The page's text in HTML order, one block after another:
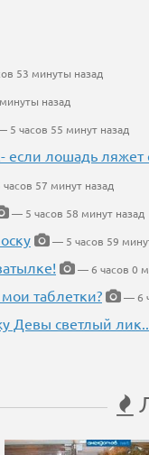
53 минуты назад
назад
5 часов 55 минут назад
лошадь ляжет
57 минут назад
— 5 часов 58 минут назад
— 5 часов 59
— 6 часов 0
таблетки?
— 6
Девы светлый